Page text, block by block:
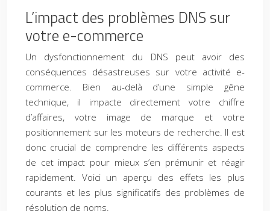
L’impact des problèmes DNS sur
votre e-commerce
Un dysfonctionnement du DNS peut avoir des
conséquences désastreuses sur votre activité e-
commerce. Bien au-delà d’une simple gêne
technique, il impacte directement votre chiffre
d’affaires, votre image de marque et votre
positionnement sur les moteurs de recherche. Il est
donc crucial de comprendre les différents aspects
de cet impact pour mieux s’en prémunir et réagir
rapidement. Voici un aperçu des effets les plus
courants et les plus significatifs des problèmes de
résolution de noms.